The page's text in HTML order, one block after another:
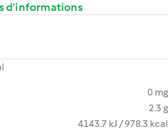
d’informations
0 mg
2.3 g
4143.7 kJ / 978.3 kcal